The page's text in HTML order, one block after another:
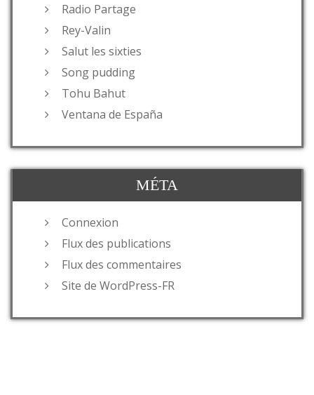
Radio Partage
Rey-Valin
Salut les sixties
Song pudding
Tohu Bahut
Ventana de España
MÉTA
Connexion
Flux des publications
Flux des commentaires
Site de WordPress-FR